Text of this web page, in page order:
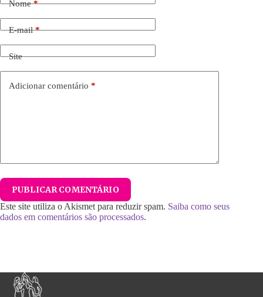
Nome*
E-mail*
Site
Adicionar comentário *
PUBLICAR COMENTÁRIO
Este site utiliza o Akismet para reduzir spam. Saiba como seus
dados em comentários são processados.